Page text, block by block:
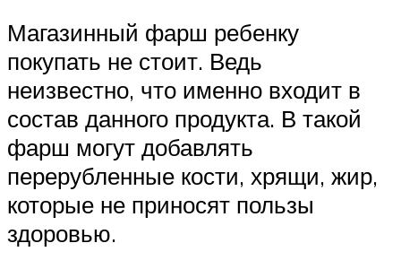
Магазинный фарш ребенку
покупать не стоит. Ведь
неизвестно, что именно входит в
состав данного продукта. В такой
фарш могут добавлять
перерубленные кости, хрящи, жир,
которые не приносят пользы
здоровью.